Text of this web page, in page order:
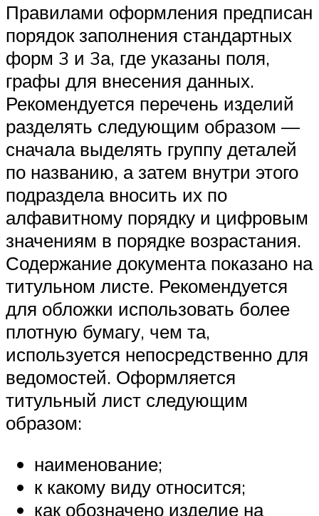
Правилами оформления предписан
порядок заполнения стандартных
форм 3 и 3а, где указаны поля,
графы для внесения данных.
Рекомендуется перечень изделий
разделять следующим образом —
сначала выделять группу деталей
по названию, а затем внутри этого
подраздела вносить их по
алфавитному порядку и цифровым
значениям в порядке возрастания.
Содержание документа показано на
титульном листе. Рекомендуется
для обложки использовать более
плотную бумагу, чем та,
используется непосредственно для
ведомостей. Оформляется
титульный лист следующим
образом:
наименование;
к какому виду относится;
как обозначено изделие на